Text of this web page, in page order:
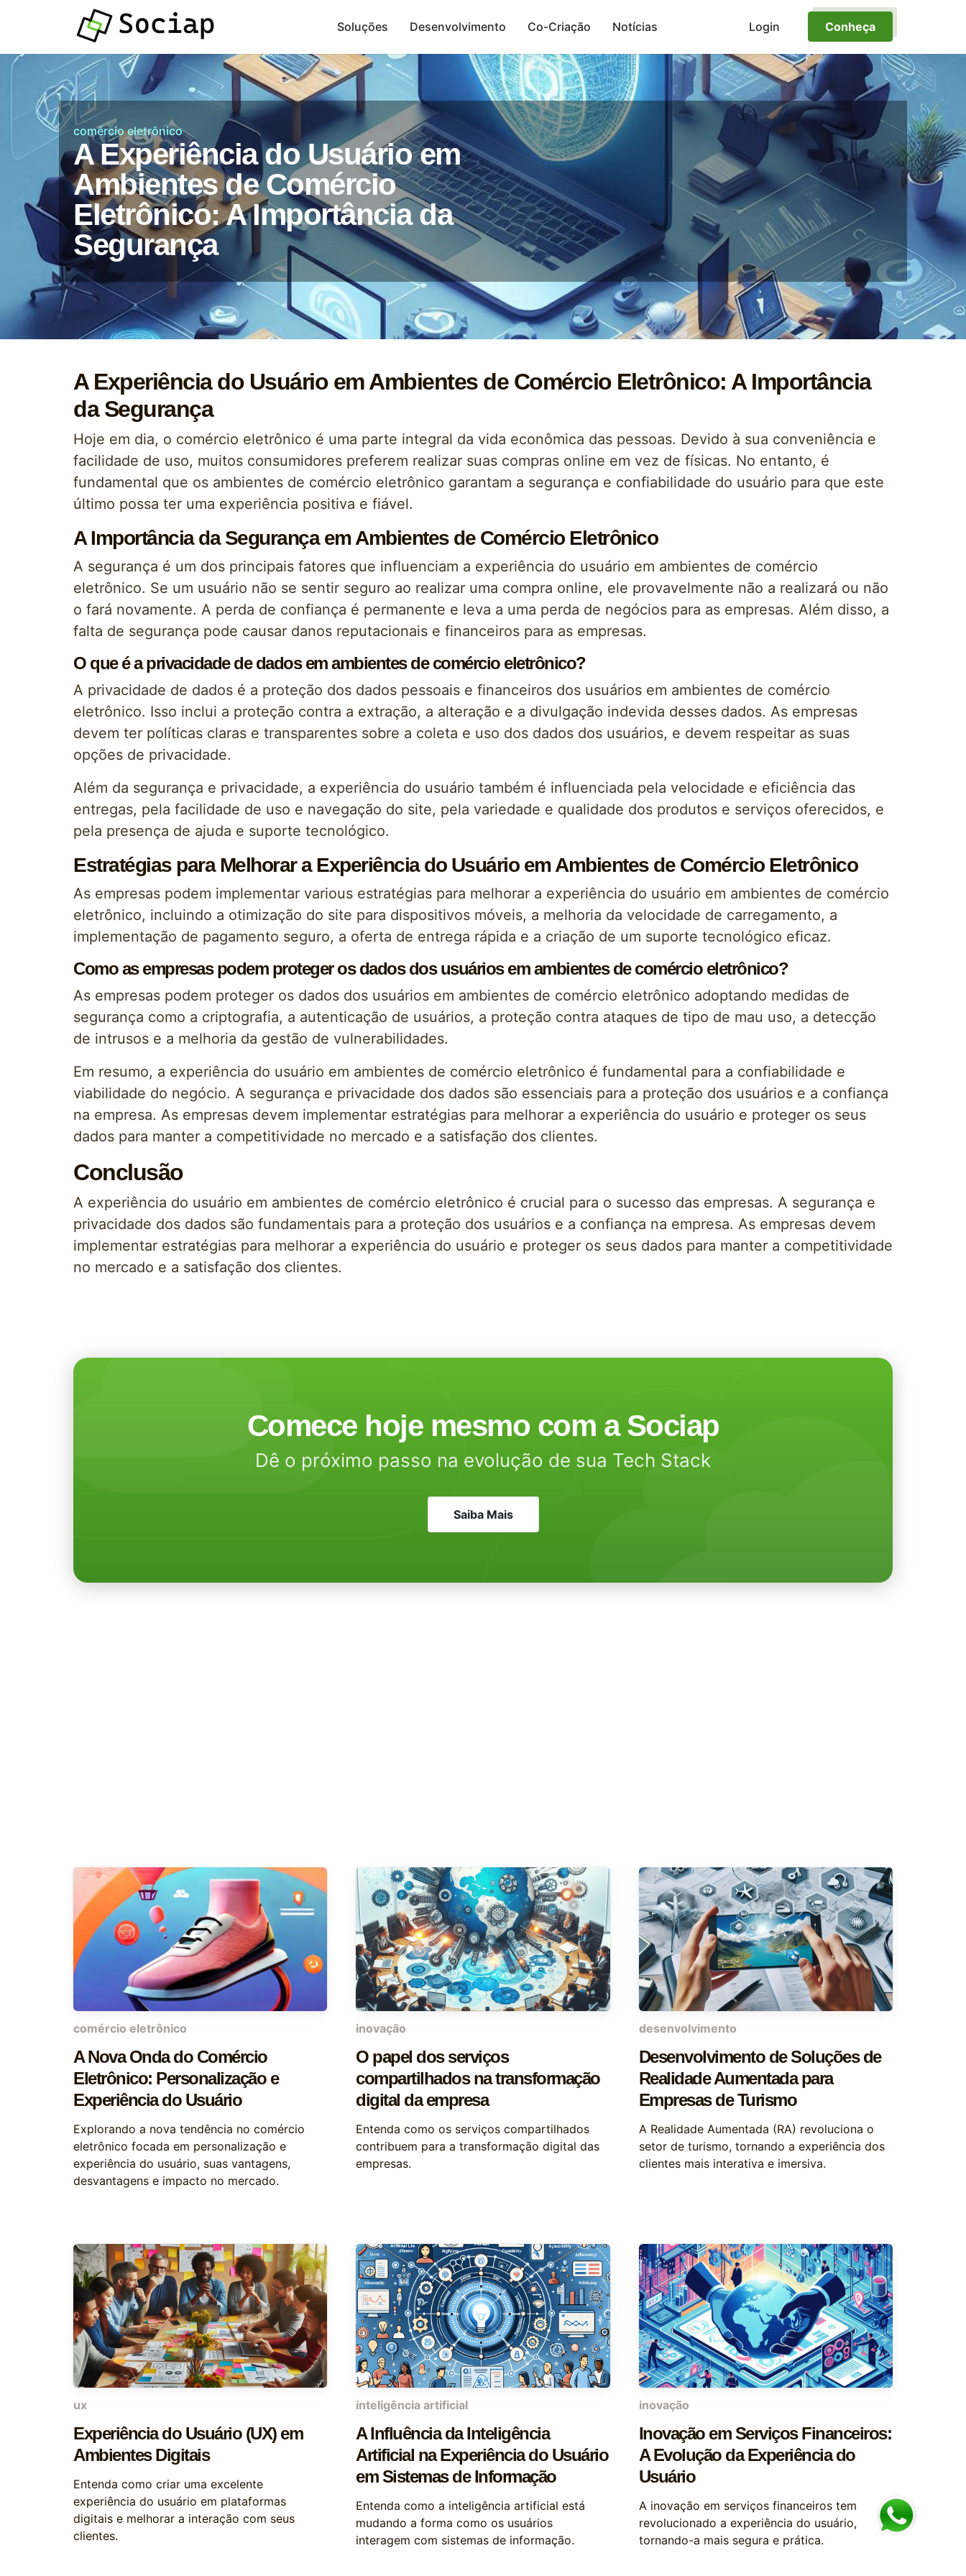
Soluções
Atendimento por
Whatsapp
Presença Digital
Desenvolvimento Co-Criação Notícias Login Conheça
comércio eletrônico
A Experiência do Usuário em
Ambientes de Comércio
Eletrônico: A Importância da
Segurança
A Experiência do Usuário em Ambientes de Comércio Eletrônico: A Importância
da Segurança
Hoje em dia, o comércio eletrônico é uma parte integral da vida econômica das pessoas. Devido à sua conveniência e
facilidade de uso, muitos consumidores preferem realizar suas compras online em vez de físicas. No entanto, é
fundamental que os ambientes de comércio eletrônico garantam a segurança e confiabilidade do usuário para que este
último possa ter uma experiência positiva e fiável.
A Importância da Segurança em Ambientes de Comércio Eletrônico
A segurança é um dos principais fatores que influenciam a experiência do usuário em ambientes de comércio
eletrônico. Se um usuário não se sentir seguro ao realizar uma compra online, ele provavelmente não a realizará ou não
o fará novamente. A perda de confiança é permanente e leva a uma perda de negócios para as empresas. Além disso, a
falta de segurança pode causar danos reputacionais e financeiros para as empresas.
O que é a privacidade de dados em ambientes de comércio eletrônico?
A privacidade de dados é a proteção dos dados pessoais e financeiros dos usuários em ambientes de comércio
eletrônico. Isso inclui a proteção contra a extração, a alteração e a divulgação indevida desses dados. As empresas
devem ter políticas claras e transparentes sobre a coleta e uso dos dados dos usuários, e devem respeitar as suas
opções de privacidade.
Além da segurança e privacidade, a experiência do usuário também é influenciada pela velocidade e eficiência das
entregas, pela facilidade de uso e navegação do site, pela variedade e qualidade dos produtos e serviços oferecidos, e
pela presença de ajuda e suporte tecnológico.
Estratégias para Melhorar a Experiência do Usuário em Ambientes de Comércio Eletrônico
As empresas podem implementar various estratégias para melhorar a experiência do usuário em ambientes de comércio
eletrônico, incluindo a otimização do site para dispositivos móveis, a melhoria da velocidade de carregamento, a
implementação de pagamento seguro, a oferta de entrega rápida e a criação de um suporte tecnológico eficaz.
Como as empresas podem proteger os dados dos usuários em ambientes de comércio eletrônico?
As empresas podem proteger os dados dos usuários em ambientes de comércio eletrônico adoptando medidas de
segurança como a criptografia, a autenticação de usuários, a proteção contra ataques de tipo de mau uso, a detecção
de intrusos e a melhoria da gestão de vulnerabilidades.
Em resumo, a experiência do usuário em ambientes de comércio eletrônico é fundamental para a confiabilidade e
viabilidade do negócio. A segurança e privacidade dos dados são essenciais para a proteção dos usuários e a confiança
na empresa. As empresas devem implementar estratégias para melhorar a experiência do usuário e proteger os seus
dados para manter a competitividade no mercado e a satisfação dos clientes.
Conclusão
A experiência do usuário em ambientes de comércio eletrônico é crucial para o sucesso das empresas. A segurança e
privacidade dos dados são fundamentais para a proteção dos usuários e a confiança na empresa. As empresas devem
implementar estratégias para melhorar a experiência do usuário e proteger os seus dados para manter a competitividade
no mercado e a satisfação dos clientes.
Comece hoje mesmo com a Sociap
Dê o próximo passo na evolução de sua Tech Stack
Saiba Mais
comércio eletrônico
A Nova Onda do Comércio
Eletrônico: Personalização e
Experiência do Usuário
Explorando a nova tendência no comércio
eletrônico focada em personalização e
experiência do usuário, suas vantagens,
desvantagens e impacto no mercado.
inovação
O papel dos serviços
compartilhados na transformação
digital da empresa
Entenda como os serviços compartilhados
contribuem para a transformação digital das
empresas.
desenvolvimento
Desenvolvimento de Soluções de
Realidade Aumentada para
Empresas de Turismo
A Realidade Aumentada (RA) revoluciona o
setor de turismo, tornando a experiência dos
clientes mais interativa e imersiva.
ux
Experiência do Usuário (UX) em
Ambientes Digitais
Entenda como criar uma excelente
experiência do usuário em plataformas
digitais e melhorar a interação com seus
clientes.
inteligência artificial
A Influência da Inteligência
Artificial na Experiência do Usuário
em Sistemas de Informação
Entenda como a inteligência artificial está
mudando a forma como os usuários
interagem com sistemas de informação.
inovação
Inovação em Serviços Financeiros:
A Evolução da Experiência do
Usuário
A inovação em serviços financeiros tem
revolucionado a experiência do usuário,
tornando-a mais segura e prática.